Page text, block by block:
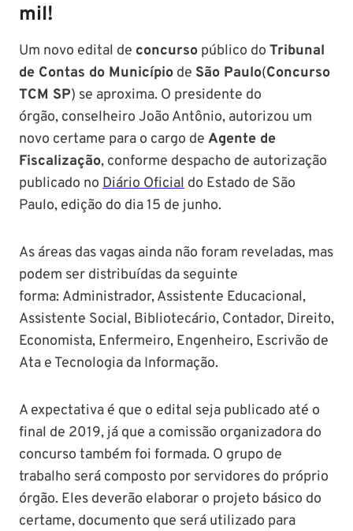
mil!
Um novo edital de concurso público do Tribunal
de Contas do Município de São Paulo(Concurso
TCM SP) se aproxima. O presidente do
órgão, conselheiro João Antônio, autorizou um
novo certame para o cargo de Agente de
Fiscalização, conforme despacho de autorização
publicado no Diário Oficial do Estado de São
Paulo, edição do dia 15 de junho.
As áreas das vagas ainda não foram reveladas, mas
podem ser distribuídas da seguinte
forma: Administrador, Assistente Educacional,
Assistente Social, Bibliotecário, Contador, Direito,
Economista, Enfermeiro, Engenheiro, Escrivão de
Ata e Tecnologia da Informação.
A expectativa é que o edital seja publicado até o
final de 2019, já que a comissão organizadora do
concurso também foi formada. O grupo de
trabalho será composto por servidores do próprio
órgão. Eles deverão elaborar o projeto básico do
certame, documento que será utilizado para